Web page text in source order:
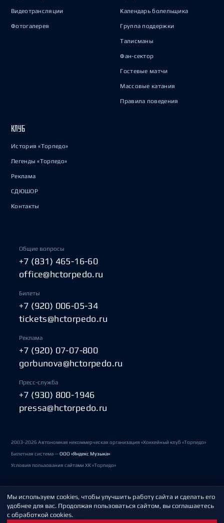
Видеотрансляции
Фотогалерея
Календарь болельщика
Группа поддержки
Талисманы
Фан-сектор
Гостевые матчи
Массовые катания
Правила поведения
КЛУБ
История «Торпедо»
Легенды «Торпедо»
Реклама
СДЮШОР
Контакты
Общие вопросы
+7 (831) 465-16-60
office@hctorpedo.ru
Билеты
+7 (920) 006-05-34
tickets@hctorpedo.ru
Реклама
+7 (920) 07-07-800
gorbunova@hctorpedo.ru
Пресс-служба
+7 (930) 800-1946
pressa@hctorpedo.ru
2003-2026 Автономная некоммерческая организация «Хоккейный клуб «Торпедо»
Билетная система —ООО «Яндекс Музыка»
Условия пользования сайтами ХК «Торпедо»
Политика обработки персональных данных
Пользовательское соглашение
Мы используем cookies, чтобы улучшить работу сайта и сделать его
удобнее для вас. Продолжая пользоваться сайтом, вы соглашаетесь
с обработкой cookies.